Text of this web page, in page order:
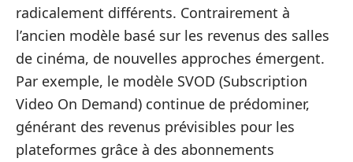
radicalement différents. Contrairement à
l’ancien modèle basé sur les revenus des salles
de cinéma, de nouvelles approches émergent.
Par exemple, le modèle SVOD (Subscription
Video On Demand) continue de prédominer,
générant des revenus prévisibles pour les
plateformes grâce à des abonnements